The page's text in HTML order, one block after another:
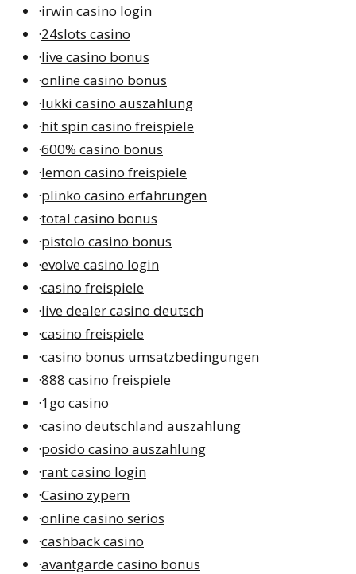
·irwin casino login
·24slots casino
·live casino bonus
·online casino bonus
·lukki casino auszahlung
·hit spin casino freispiele
·600% casino bonus
·lemon casino freispiele
·plinko casino erfahrungen
·total casino bonus
·pistolo casino bonus
·evolve casino login
·casino freispiele
·live dealer casino deutsch
·casino freispiele
·casino bonus umsatzbedingungen
·888 casino freispiele
·1go casino
·casino deutschland auszahlung
·posido casino auszahlung
·rant casino login
·Casino zypern
·online casino seriös
·cashback casino
·avantgarde casino bonus